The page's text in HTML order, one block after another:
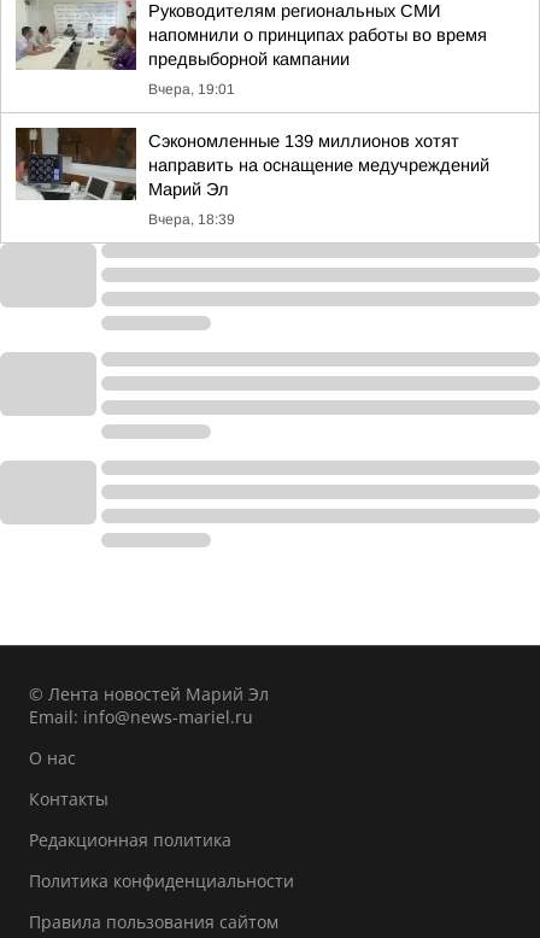
Руководителям региональных СМИ
напомнили о принципах работы во время
предвыборной кампании
Вчера, 19:01
Сэкономленные 139 миллионов хотят
направить на оснащение медучреждений
Марий Эл
Вчера, 18:39
© Лента новостей Марий Эл
Email: info@news-mariel.ru
О нас
Контакты
Редакционная политика
Политика конфиденциальности
Правила пользования сайтом